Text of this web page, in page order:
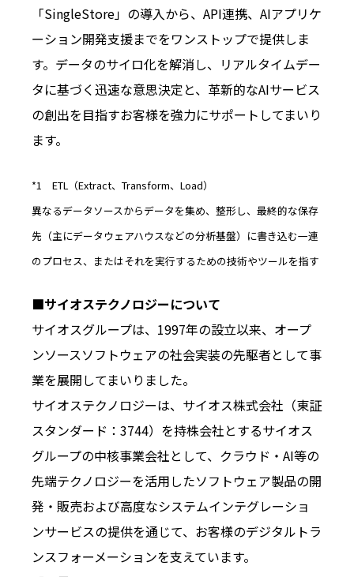
「SingleStore」の導入から、API連携、AIアプリケ
ーション開発支援までをワンストップで提供しま
す。データのサイロ化を解消し、リアルタイムデー
タに基づく迅速な意思決定と、革新的なAIサービス
の創出を目指すお客様を強力にサポートしてまいり
ます。
*1 ETL（Extract、Transform、Load）
異なるデータソースからデータを集め、整形し、最終的な保存
先（主にデータウェアハウスなどの分析基盤）に書き込む一連
のプロセス、またはそれを実行するための技術やツールを指す
■サイオステクノロジーについて
サイオスグループは、1997年の設立以来、オープ
ンソースソフトウェアの社会実装の先駆者として事
業を展開してまいりました。
サイオステクノロジーは、サイオス株式会社（東証
スタンダード：3744）を持株会社とするサイオス
グループの中核事業会社として、クラウド・AI等の
先端テクノロジーを活用したソフトウェア製品の開
発・販売および高度なシステムインテグレーショ
ンサービスの提供を通じて、お客様のデジタルトラ
ンスフォーメーションを支えています。